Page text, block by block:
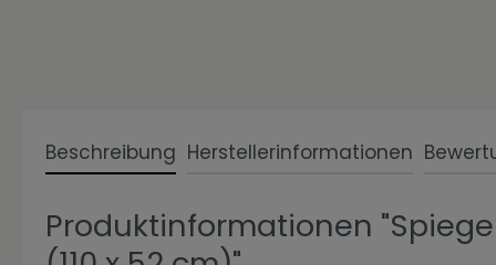
Zur Kategorie Expressiv Color
Beschreibung Herstellerinformationen
Produktinformationen